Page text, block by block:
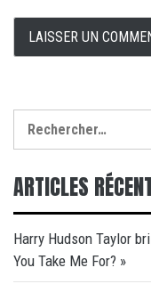
ARTICLES
Harry Hudson Taylor
You Take Me For? »